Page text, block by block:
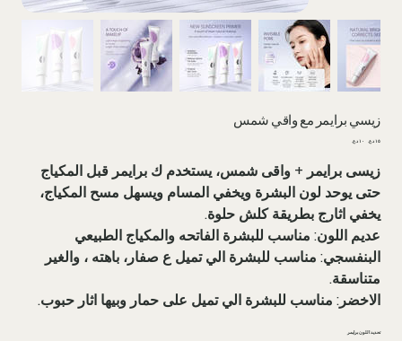
زيسي برایمر مع واقي شمس
السعر سعر
زیسی برایمر + واقی شمس، يستخدم ك برايمر قبل المكياج
حتى يوحد لون البشرة ويخفي المسام ويسهل مسح المكياج،
يخفي اثارج بطريقة كلش حلوة.
عديم اللون: مناسب للبشرة الفاتحه والمكياج الطبيعي
البنفسجي: مناسب للبشرة الي تميل ع صفار، باهته ، والغير
متناسقة.
الاخضر: مناسب للبشرة الي تميل على حمار وبيها اثار حبوب.
تحدید اللون برایمر